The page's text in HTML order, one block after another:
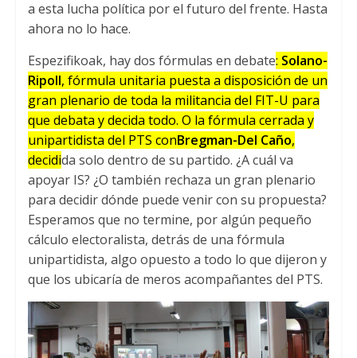
a esta lucha política por el futuro del frente. Hasta
ahora no lo hace.
Espezifikoak, hay dos fórmulas en debate: Solano-
Ripoll, fórmula unitaria puesta a disposición de un
gran plenario de toda la militancia del FIT-U para
que debata y decida todo. O la fórmula cerrada y
unipartidista del PTS conBregman-Del Caño,
decidida solo dentro de su partido. ¿A cuál va
apoyar IS? ¿O también rechaza un gran plenario
para decidir dónde puede venir con su propuesta?
Esperamos que no termine, por algún pequeño
cálculo electoralista, detrás de una fórmula
unipartidista, algo opuesto a todo lo que dijeron y
que los ubicaría de meros acompañantes del PTS.